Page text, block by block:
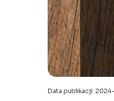
Data publikacji: 2024-